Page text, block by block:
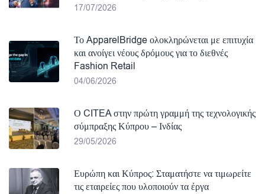
17/07/2026
Το ApparelBridge ολοκληρώνεται με επιτυχία
και ανοίγει νέους δρόμους για το διεθνές
Fashion Retail
04/06/2026
Ο CITEA στην πρώτη γραμμή της τεχνολογικής
σύμπραξης Κύπρου – Ινδίας
29/05/2026
Ευρώπη και Κύπρος: Σταματήστε να τιμωρείτε
τις εταιρείες που υλοποιούν τα έργα